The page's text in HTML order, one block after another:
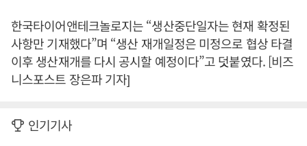
한국타이어앤테크놀로지는 “생산중단일자는 현재 확정된
사항만 기재했다”며 “생산 재개일정은 미정으로 협상 타결
이후 생산재개를 다시 공시할 예정이다”고 덧붙였다. [비즈
니스포스트 장은파 기자]
인기기사